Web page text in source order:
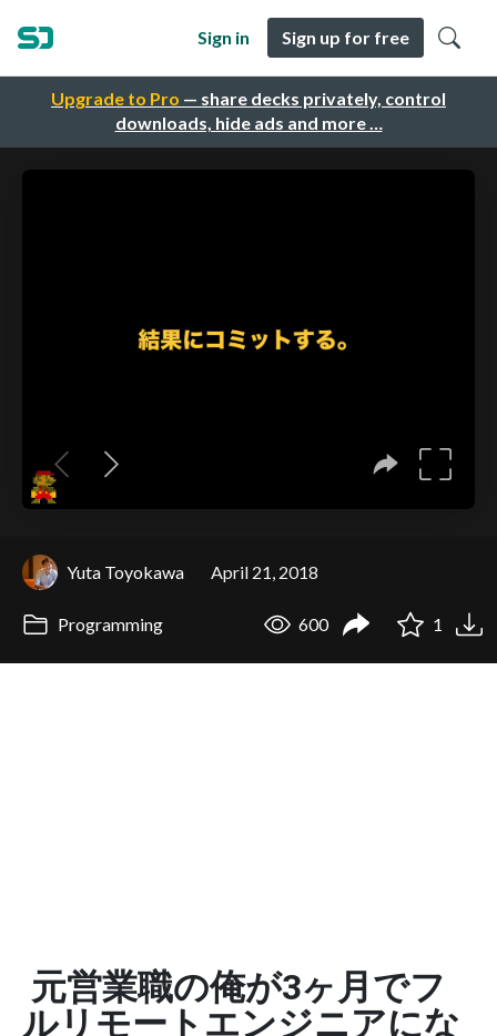
Upgrade to Pro — share decks privately, control
downloads, hide ads and more …
Sign in Sign up for free
Yuta Toyokawa April 21, 2018
Programming 600 1
元営業職の俺が3ヶ月でフ
ルリモートエンジニアにな